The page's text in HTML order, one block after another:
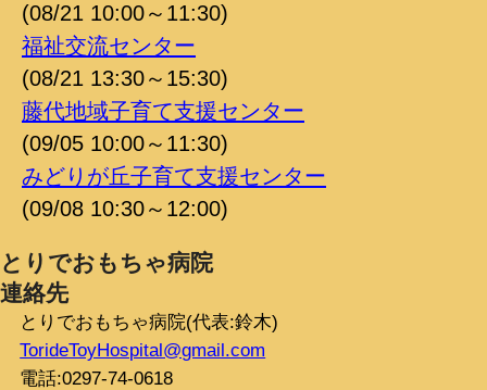
(08/21 10:00～11:30)
福祉交流センター
(08/21 13:30～15:30)
藤代地域子育て支援センター
(09/05 10:00～11:30)
みどりが丘子育て支援センター
(09/08 10:30～12:00)
とりでおもちゃ病院
連絡先
とりでおもちゃ病院(代表:鈴木)
TorideToyHospital@gmail.com
電話:0297-74-0618